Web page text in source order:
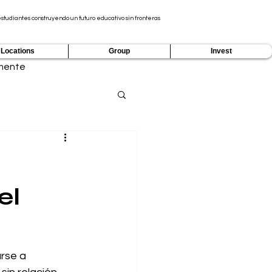
construyendo un futuro educativo sin fronteras
Locations Group Invest
a